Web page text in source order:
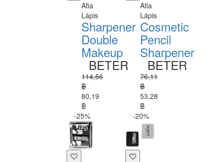
Afia
Lápis
Sharpener
Double
Makeup
BETER
114,56
฿
80,19
฿
Afia
Lápis
Cosmetic
Pencil
Sharpener
BETER
76,11
฿
53,28
฿
-25%
-20%